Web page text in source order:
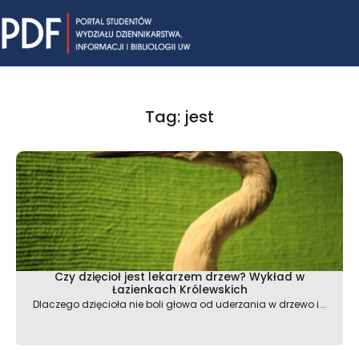
to
content
Tag: jest
Czy dzięcioł jest lekarzem drzew? Wykład w
Łazienkach Królewskich
Dlaczego dzięcioła nie boli głowa od uderzania w drzewo i...